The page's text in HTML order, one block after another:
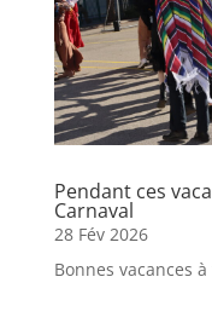
Pendant ces
Carnaval
28 Fév 2026
Bonnes vacances